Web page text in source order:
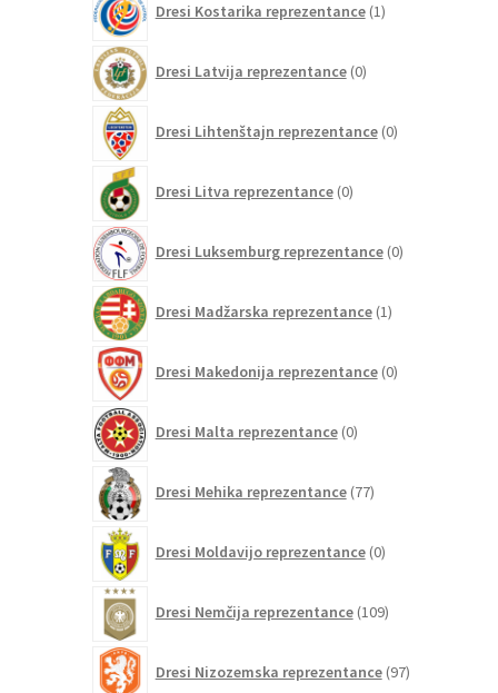
Dresi Kostarika reprezentance 1izdelek
Dresi Latvija reprezentance 0izdelkov
Dresi Lihtenštajn reprezentance 0izdelkov
Dresi Litva reprezentance 0izdelkov
Dresi Luksemburg reprezentance 0izdelkov
Dresi Madžarska reprezentance 1izdelek
Dresi Makedonija reprezentance 0izdelkov
Dresi Malta reprezentance 0izdelkov
Dresi Mehika reprezentance 77izdelkov
Dresi Moldavijo reprezentance 0izdelkov
Dresi Nemčija reprezentance 109izdelkov
Dresi Nizozemska reprezentance 97izdelkov